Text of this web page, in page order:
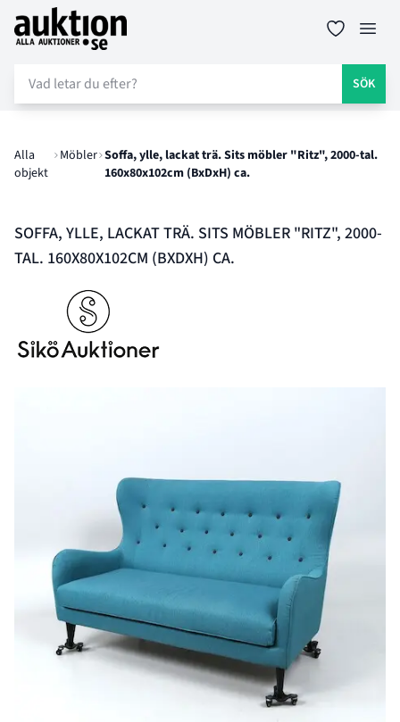
Auktion.se
SÖK
Alla
objekt
Möbler Soffa, ylle, lackat trä. Sits möbler "Ritz", 2000-tal.
160x80x102cm (BxDxH) ca.
SOFFA, YLLE, LACKAT TRÄ. SITS MÖBLER "RITZ", 2000-
TAL. 160X80X102CM (BXDXH) CA.